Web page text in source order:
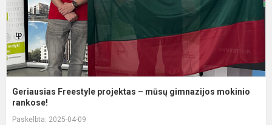
Geriausias Freestyle projektas – mūsų gimnazijos mokinio
rankose!
Paskelbta: 2025-04-09